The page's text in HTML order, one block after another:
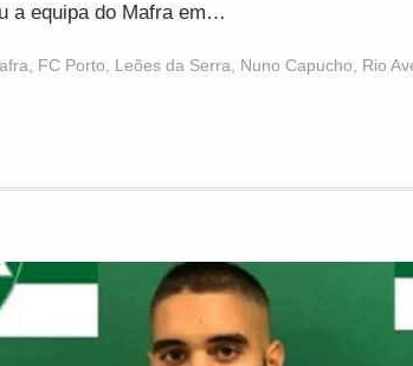
a equipa do Mafra em…
, FC Porto, Leões da Serra, Nuno Capucho, Rio